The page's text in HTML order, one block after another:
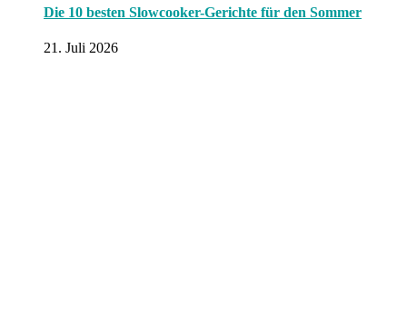
Die 10 besten Slowcooker-Gerichte für den Sommer
21. Juli 2026